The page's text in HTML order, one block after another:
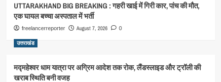
UTTARAKHAND BIG BREAKING : गहरी खाई में गिरी कार, पांच की मौत,
एक घायल बच्चा अस्पताल में भर्ती
freelancerreporter August 7, 2026 0
उत्तराखंड
मद्महेश्वर धाम यात्रा पर अग्रिम आदेश तक रोक, लैंडस्लाइड और ट्रॉली की
खराब स्थिति बनी वजह